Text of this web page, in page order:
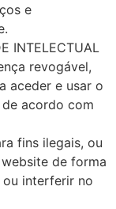
e
INTELECTUAL
revogável,
aceder e usar o
acordo com
fins ilegais, ou
de forma
ou interferir no